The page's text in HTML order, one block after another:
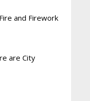
and Firework
are City